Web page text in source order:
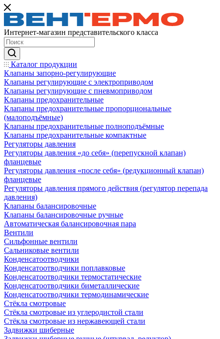
Интернет-магазин представительского класса
Каталог продукции
Клапаны запорно-регулирующие
Клапаны регулирующие с электроприводом
Клапаны регулирующие с пневмоприводом
Клапаны предохранительные
Клапаны предохранительные пропорциональные
(малоподъёмные)
Клапаны предохранительные полноподъёмные
Клапаны предохранительные компактные
Регуляторы давления
Регуляторы давления «до себя» (перепускной клапан)
фланцевые
Регуляторы давления «после себя» (редукционный клапан)
фланцевые
Регуляторы давления прямого действия (регулятор перепада
давления)
Клапаны балансировочные
Клапаны балансировочные ручные
Автоматическая балансировочная пара
Вентили
Сильфонные вентили
Сальниковые вентили
Конденсатоотводчики
Конденсатоотводчики поплавковые
Конденсатоотводчики термостатические
Конденсатоотводчики биметаллические
Конденсатоотводчики термодинамические
Стёкла смотровые
Стёкла смотровые из углеродистой стали
Стёкла смотровые из нержавеющей стали
Задвижки шиберные